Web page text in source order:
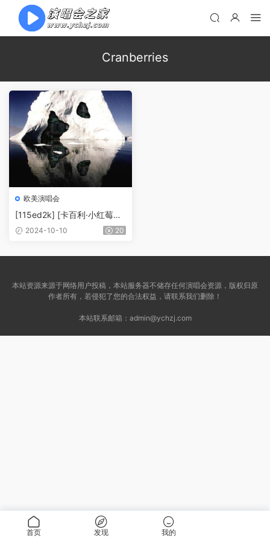
Cranberries
欧美演唱会
[115ed2k] [卡百利·小红莓乐
队最经典现场 2001巴黎演唱
2024-10-10 20
本站资源来源于网络用户投稿，本站服务器不储存任何演唱会资源，版权归原
作者所有，若侵犯了您的合法权益，请联系我们删除！
本站联系邮箱： admin@ychzj.com
首页 发现 我的